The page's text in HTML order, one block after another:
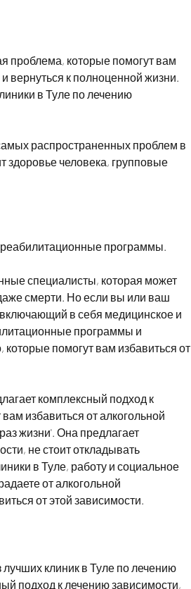
проблема, которые помогут вам
вернуться к полноценной жизни.
в Туле по лечению
распространенных проблем в
здоровье человека, групповые
программы.
специалисты, которая может
смерти. Но если вы или ваш
включающий в себя медицинское и
программы и
помогут вам избавиться от
комплексный подход к
избавиться от алкогольной
жизни'. Она предлагает
не стоит откладывать
в Туле, работу и социальное
от алкогольной
от этой зависимости.
клиник в Туле по лечению
подход к лечению зависимости,